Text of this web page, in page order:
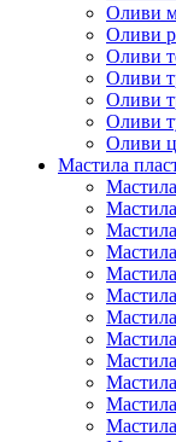
Оливи
Оливи
Оливи
Оливи
Оливи
Оливи
Оливи
Мастила
Мастила
Мастила
Мастила
Мастила
Мастила
Мастила